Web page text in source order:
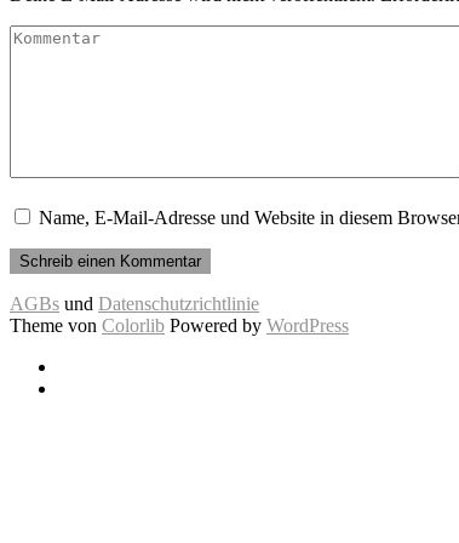
Name, E-Mail-Adresse und Website in diesem
AGBs und Datenschutzrichtlinie
Theme von Colorlib Powered by WordPress